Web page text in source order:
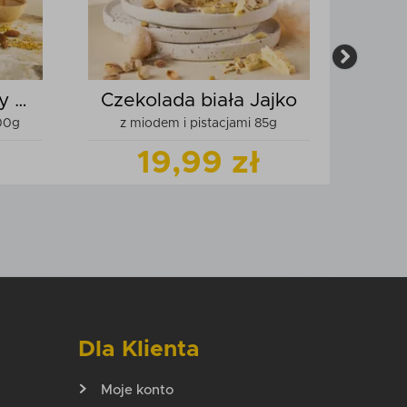
w Czekolada biała Jajko
z miodem i pistacjami 85g
19,99 zł
Dodaj do koszyka
Dla Klienta
Moje konto